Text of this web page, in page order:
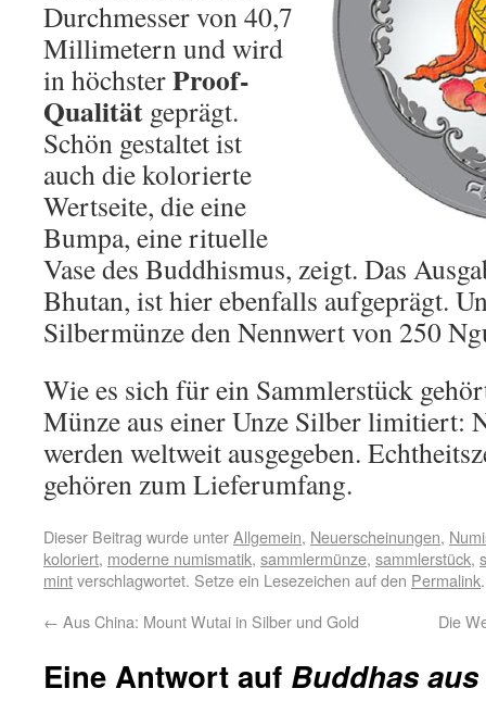
Durchmesser von 40,7
Millimetern und wird
in höchsterProof-
Qualität geprägt.
Schön gestaltet ist
auch die kolorierte
Wertseite, die eine
Bumpa, eine rituelle
Vase des Buddhismus, zeigt. Das
Bhutan, ist hier ebenfalls aufgeprägt.
Silbermünze den Nennwert von 250
Wie es sich für ein Sammlerstück
Münze aus einer Unze Silber limitiert:
werden weltweit ausgegeben.
gehören zum Lieferumfang.
Dieser Beitrag wurde unterAllgemein, Neuerscheinungen,
koloriert, moderne numismatik, sammlermünze, sammlerstück,
mintverschlagwortet. Setze ein Lesezeichen auf den Permalink.
← Aus China: Mount Wutai in Silber und Gold Die
Eine Antwort auf Buddhas